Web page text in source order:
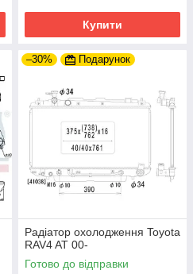
Купити
–30% Подарунок
Радіатор охолодження Toyota
RAV4 AT 00-
Готово до відправки